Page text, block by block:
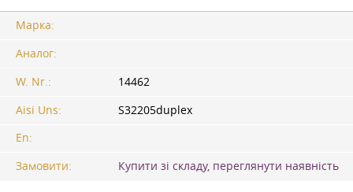
Марка:
Аналог:
W. Nr.:
14462
Aisi Uns:
S32205duplex
En:
Замовити:
Купити зі складу, переглянути наявність